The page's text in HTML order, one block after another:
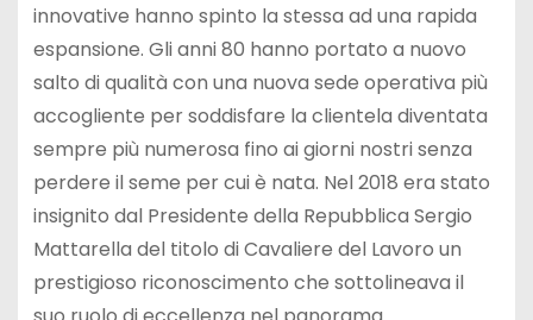
innovative hanno spinto la stessa ad una rapida
espansione. Gli anni 80 hanno portato a nuovo
salto di qualità con una nuova sede operativa più
accogliente per soddisfare la clientela diventata
sempre più numerosa fino ai giorni nostri senza
perdere il seme per cui è nata. Nel 2018 era stato
insignito dal Presidente della Repubblica Sergio
Mattarella del titolo di Cavaliere del Lavoro un
prestigioso riconoscimento che sottolineava il